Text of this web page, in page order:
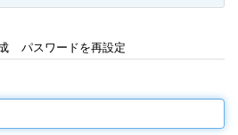
パスワードを再設定